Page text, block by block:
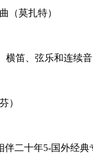
（莫扎特）
横笛、弦乐和连续
）
伴二十年5-国外经典